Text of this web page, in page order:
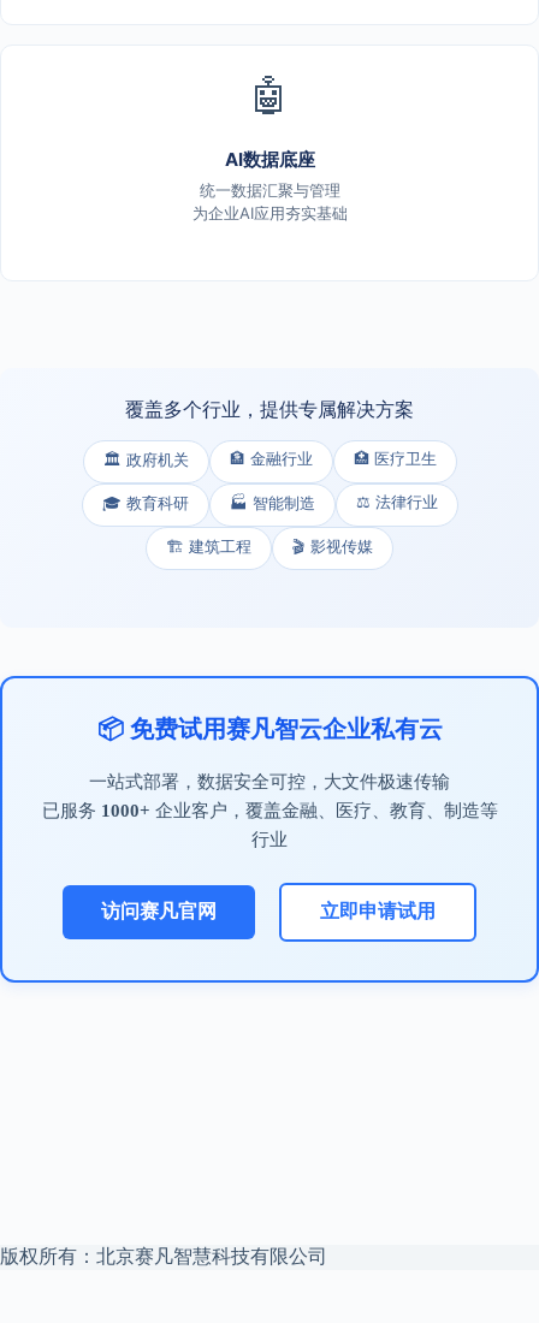
🤖
AI数据底座
统一数据汇聚与管理
为企业AI应用夯实基础
覆盖多个行业，提供专属解决方案
🏛️ 政府机关 🏦 金融行业 🏥 医疗卫生
🎓 教育科研 🏭 智能制造 ⚖️ 法律行业
🏗️ 建筑工程 🎬 影视传媒
📦 免费试用赛凡智云企业私有云
一站式部署，数据安全可控，大文件极速传输
已服务 1000+ 企业客户，覆盖金融、医疗、教育、制造等
行业
访问赛凡官网 立即申请试用
版权所有：北京赛凡智慧科技有限公司